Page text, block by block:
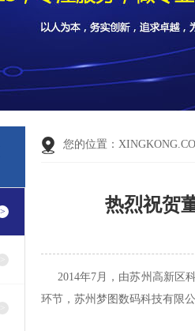
您的位置：
热烈祝贺
2014年7月，由苏州高新区科
环节，苏州梦图数码科技有限